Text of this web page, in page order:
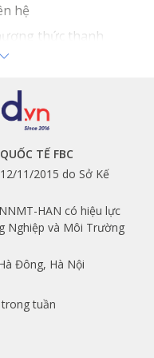
chảo
và nấu nướng với
hệ
thức thanh
dụng
DÕI NGAY
Facebook
Instagram
Youtube
Tiktok
Shopee
TẾ FBC
11/2015 do Sở Kế
HAN có hiệu lực
Nghiệp và Môi Trường
Đông, Hà Nội
tuần